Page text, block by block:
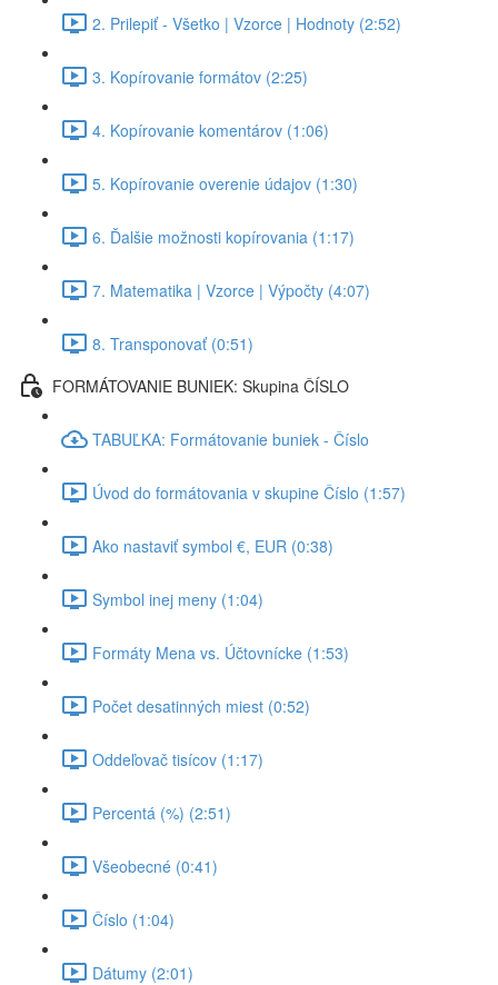
2. Prilepiť - Všetko | Vzorce | Hodnoty (2:52)
3. Kopírovanie formátov (2:25)
4. Kopírovanie komentárov (1:06)
5. Kopírovanie overenie údajov (1:30)
6. Ďalšie možnosti kopírovania (1:17)
7. Matematika | Vzorce | Výpočty (4:07)
8. Transponovať (0:51)
FORMÁTOVANIE BUNIEK: Skupina ČÍSLO
TABUĽKA: Formátovanie buniek - Číslo
Úvod do formátovania v skupine Číslo (1:57)
Ako nastaviť symbol €, EUR (0:38)
Symbol inej meny (1:04)
Formáty Mena vs. Účtovnícke (1:53)
Počet desatinných miest (0:52)
Oddeľovač tisícov (1:17)
Percentá (%) (2:51)
Všeobecné (0:41)
Číslo (1:04)
Dátumy (2:01)